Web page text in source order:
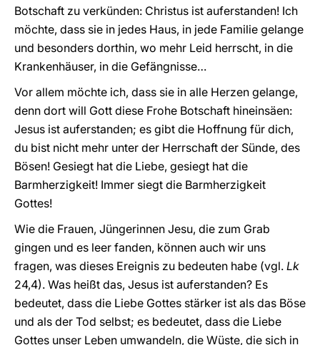
Botschaft zu verkünden: Christus ist auferstanden! Ich
möchte, dass sie in jedes Haus, in jede Familie gelange
und besonders dorthin, wo mehr Leid herrscht, in die
Krankenhäuser, in die Gefängnisse…
Vor allem möchte ich, dass sie in alle Herzen gelange,
denn dort will Gott diese Frohe Botschaft hineinsäen:
Jesus ist auferstanden; es gibt die Hoffnung für dich,
du bist nicht mehr unter der Herrschaft der Sünde, des
Bösen! Gesiegt hat die Liebe, gesiegt hat die
Barmherzigkeit! Immer siegt die Barmherzigkeit
Gottes!
Wie die Frauen, Jüngerinnen Jesu, die zum Grab
gingen und es leer fanden, können auch wir uns
fragen, was dieses Ereignis zu bedeuten habe (vgl. Lk
24,4). Was heißt das, Jesus ist auferstanden? Es
bedeutet, dass die Liebe Gottes stärker ist als das Böse
und als der Tod selbst; es bedeutet, dass die Liebe
Gottes unser Leben umwandeln, die Wüste, die sich in